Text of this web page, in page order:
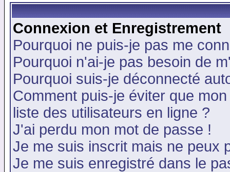
Connexion et Enregistrement
Pourquoi ne puis-je pas me
Pourquoi n'ai-je pas besoin de
Pourquoi suis-je déconnecté
Comment puis-je éviter que
liste des utilisateurs en ligne ?
J'ai perdu mon mot de passe !
Je me suis inscrit mais ne peux
Je me suis enregistré dans le